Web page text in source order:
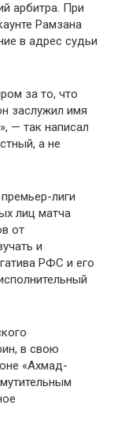
арбитра. При
Рамзана
в адрес судьи
за то, что
заслужил имя
— так написал
а не
лиги
лиц матча
от
и
РФС и его
в свою
«Ахмад-